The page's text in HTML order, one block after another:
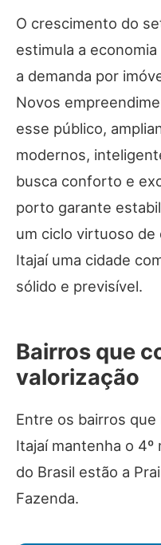
O crescimento do
estimula a
a demanda por
Novos
esse público,
modernos,
busca conforto e
porto garante
um ciclo virtuoso
Itajaí uma cidade
sólido e previsível.
Bairros que
valorização
Entre os bairros
Itajaí mantenha o
do Brasil estão a
Fazenda.